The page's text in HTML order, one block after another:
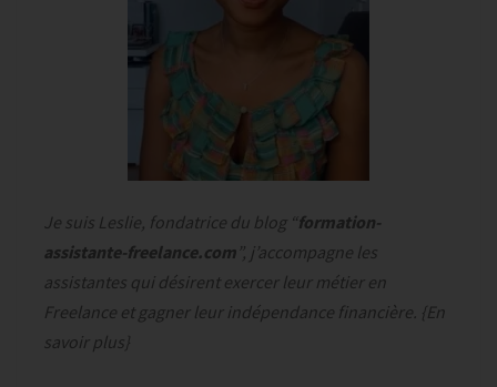
Je suis Leslie, fondatrice du blog “formation-
assistante-freelance.com ”, j’accompagne les
assistantes qui désirent exercer leur métier en
Freelance et gagner leur indépendance financière. {En
savoir plus }